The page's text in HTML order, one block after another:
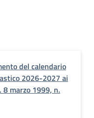
del calendario
2026-2027 ai
8 marzo 1999, n.